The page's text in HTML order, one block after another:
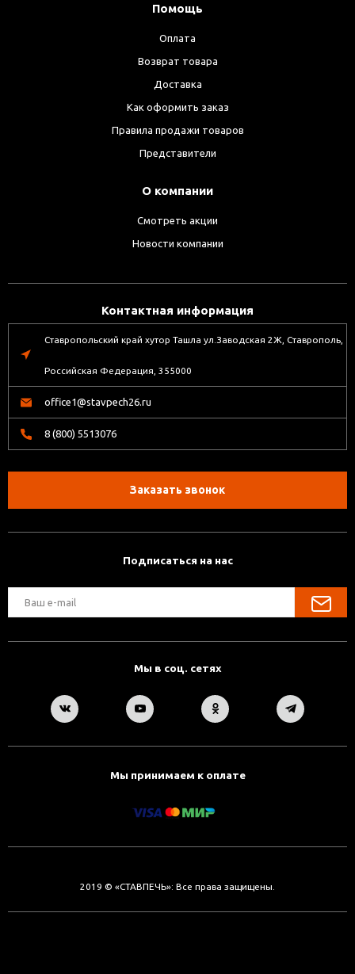
Помощь
Оплата
Возврат товара
Доставка
Как оформить заказ
Правила продажи товаров
Представители
О компании
Смотреть акции
Новости компании
Контактная информация
Ставропольский край хутор Ташла ул.Заводская 2Ж, Ставрополь,
Российская Федерация, 355000
office1@stavpech26.ru
8 (800) 5513076
Заказать звонок
Подписаться на нас
Мы в соц. сетях
Мы принимаем к оплате
2019 © «СТАВПЕЧЬ»: Все права защищены.